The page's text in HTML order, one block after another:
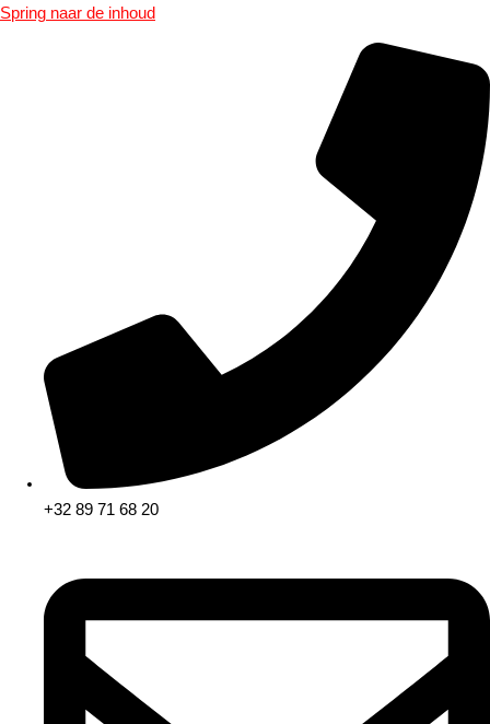
Spring naar de inhoud
+32 89 71 68 20